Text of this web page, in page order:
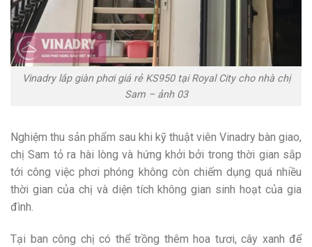
Vinadry lắp giàn phơi giá rẻ KS950 tại Royal City cho nhà chị
Sam – ảnh 03
Nghiệm thu sản phẩm sau khi kỹ thuật viên Vinadry bàn giao,
chị Sam tỏ ra hài lòng và hứng khởi bởi trong thời gian sắp
tới công việc phơi phóng không còn chiếm dụng quá nhiều
thời gian của chị và diện tích không gian sinh hoạt của gia
đình.
Tại ban công chị có thể trồng thêm hoa tươi, cây xanh để